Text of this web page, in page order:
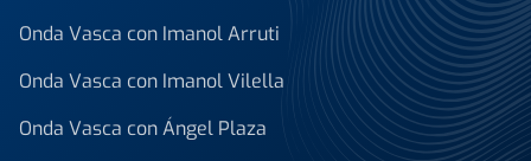
Onda Vasca con Imanol Arruti
Onda Vasca con Imanol Vilella
Onda Vasca con Ángel Plaza